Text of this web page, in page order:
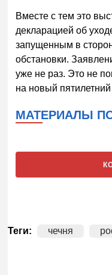
Вместе с тем это
декларацией об
запущенным в
обстановки.
уже не раз. Это не
на новый
МАТЕРИАЛЫ
Теги: чечня